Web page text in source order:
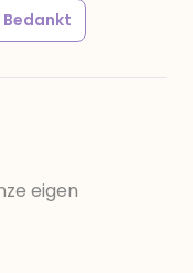
Bedankt
eigen